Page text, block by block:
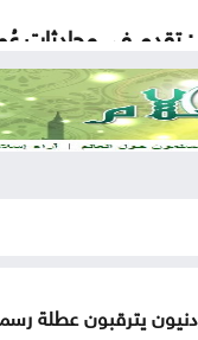
في محادثات
تنموية بالكرك
الحسن الدولية
يتبنى عقوبات
يترقبون عطلة